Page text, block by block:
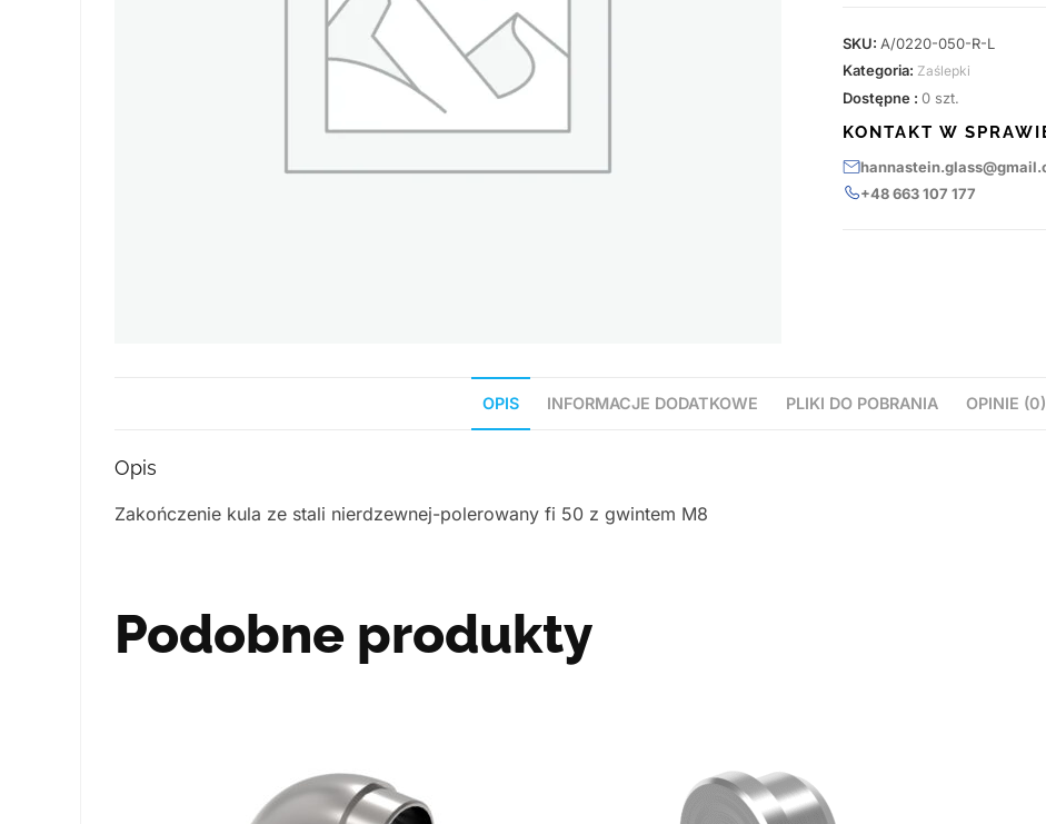
SKU: A/0220-050-R-L
Kategoria: Zaślepki
Dostępne : 0 szt.
KONTAKT W
+48 663 107 177
OPIS INFORMACJE DODATKOWE PLIKI DO POBRANIA OPINIE (0)
Opis
Zakończenie kula ze stali nierdzewnej-polerowany fi 50 z gwintem M8
Podobne produkty